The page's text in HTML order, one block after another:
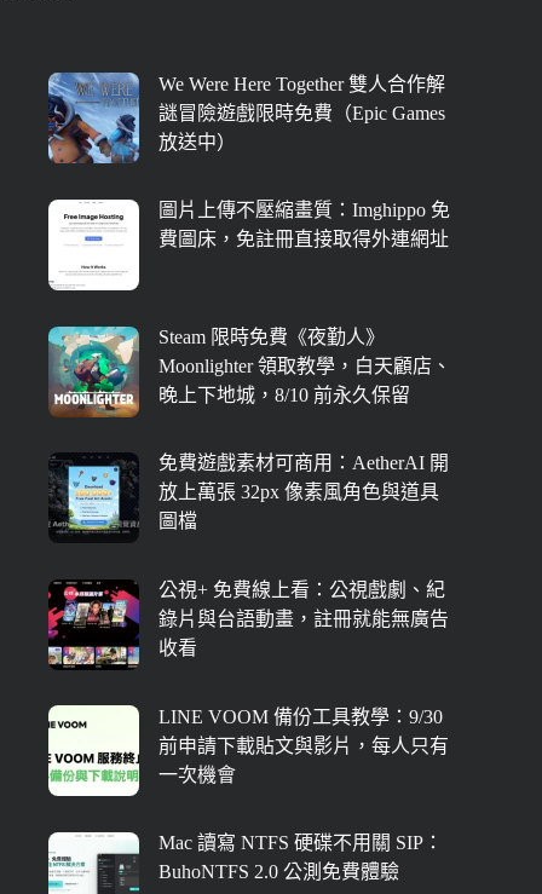
We Were Here Together 雙人合作解
謎冒險遊戲限時免費（Epic Games
放送中）
圖片上傳不壓縮畫質：Imghippo 免
費圖床，免註冊直接取得外連網址
Steam 限時免費《夜勤人》
Moonlighter 領取教學，白天顧店、
晚上下地城，8/10 前永久保留
免費遊戲素材可商用：AetherAI 開
放上萬張 32px 像素風角色與道具
圖檔
公視+ 免費線上看：公視戲劇、紀
錄片與台語動畫，註冊就能無廣告
收看
LINE VOOM 備份工具教學：9/30
前申請下載貼文與影片，每人只有
一次機會
Mac 讀寫 NTFS 硬碟不用關 SIP：
BuhoNTFS 2.0 公測免費體驗